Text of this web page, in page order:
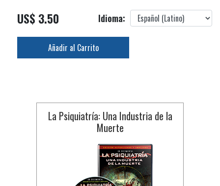
US$ 3.50 Idioma:
Añadir al Carrito
La Psiquiatría: Una Industria de la
Muerte